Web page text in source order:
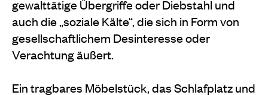
gewalttätige Übergriffe oder Diebstahl und
auch die „soziale Kälte“, die sich in Form von
gesellschaftlichem Desinteresse oder
Verachtung äußert.
Ein tragbares Möbelstück, das Schlafplatz und